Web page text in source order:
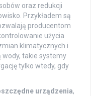
oraz redukcji
Przykładem są
producentom
użycia
klimatycznych i
takie systemy
tylko wtedy, gdy
urządzenia,